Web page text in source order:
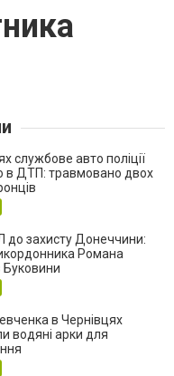
службове авто поліції
в ДТП: травмовано двох
до захисту Донеччини:
Романа
Буковини
в Чернівцях
водяні арки для